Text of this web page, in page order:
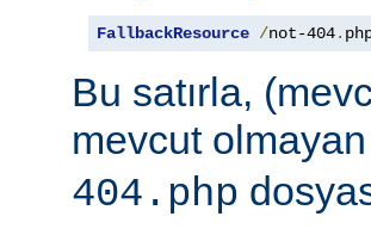
FallbackResource /not-404.
Bu satırla,
mevcut
404.php